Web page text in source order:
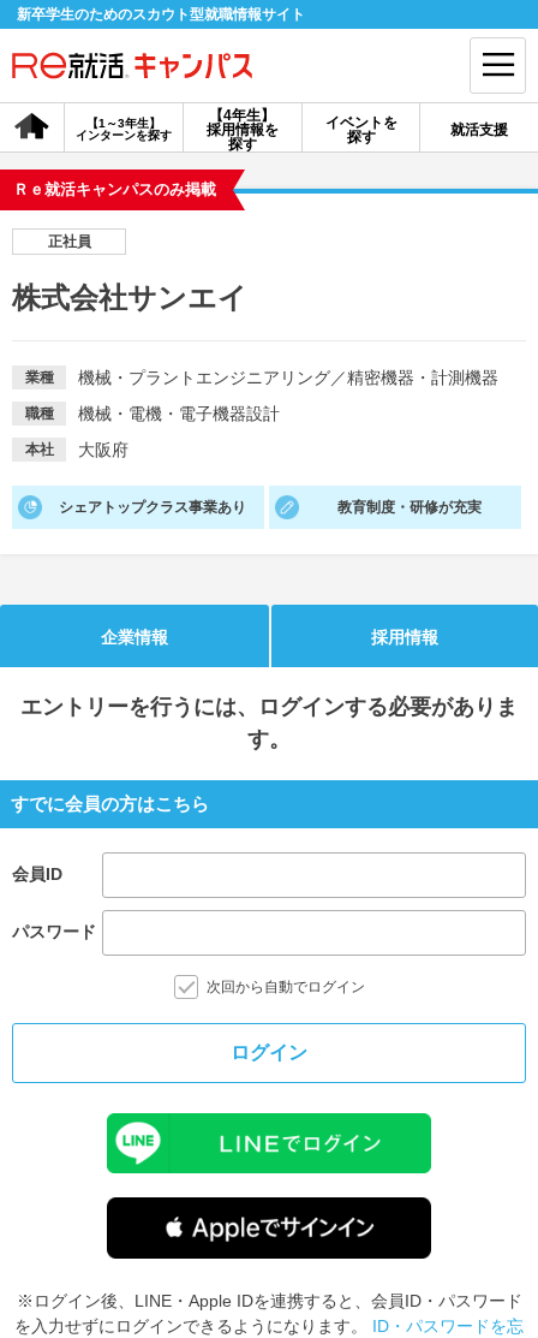
新卒学生のためのスカウト型就職情報サイト
【4年生】
採用情報を
探す
【1～3年生】
インターンを探す
イベントを
探す
就活支援
会員登録 ログイン
探す
イベントを探す
就活ノウハウ・サポート
適職診断
あなたに合う仕事を診断！
就活チャンネル
動画で対策講座をチェック
就活時事ニュースを更新
Ｒｅ就活キャンパスのみ掲載
正社員
株式会社サンエイ
業種 機械・プラントエンジニアリング／精密機器・計測機器
職種 機械・電機・電子機器設計
本社 大阪府
シェアトップクラス事業あり 教育制度・研修が充実
企業情報 採用情報
エントリーを行うには、ログインする必要がありま
す。
すでに会員の方はこちら
会員ID
パスワード
次回から自動でログイン
ログイン
※ログイン後、LINE・Apple IDを連携すると、会員ID・パスワード
を入力せずにログインできるようになります。 ID・パスワードを忘